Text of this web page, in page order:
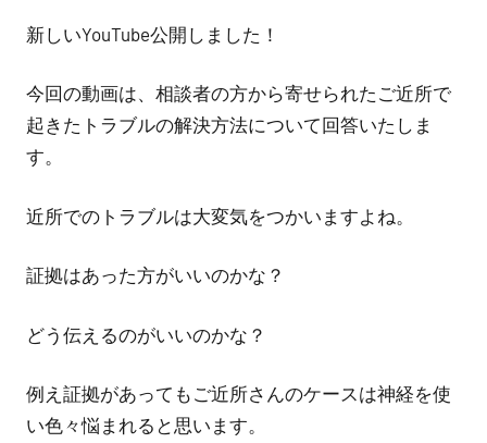
偵・
調
渉）、
取
り
組
新しいYouTube公開しました！
今回の動画は、相談者の方から寄せられたご近所で
起きたトラブルの解決方法について回答いたしま
す。
近所でのトラブルは大変気をつかいますよね。
証拠はあった方がいいのかな？
どう伝えるのがいいのかな？
例え証拠があってもご近所さんのケースは神経を使
い色々悩まれると思います。